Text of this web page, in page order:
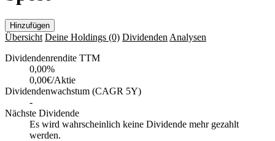
Hinzufügen
Übersicht Deine Holdings (0) Dividenden Analysen
Dividendenrendite TTM
0,00%
0,00€/Aktie
Dividendenwachstum (CAGR 5Y)
-
Nächste Dividende
Es wird wahrscheinlich keine Dividende mehr gezahlt
werden.